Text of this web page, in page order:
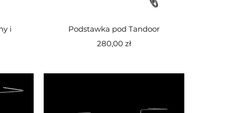
i
Podgląd
Podstawka pod Tandoor
Cena
280,00 zł